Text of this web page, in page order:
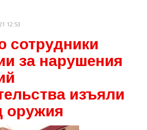
12:53
сотрудники
за нарушения
изъяли
оружия